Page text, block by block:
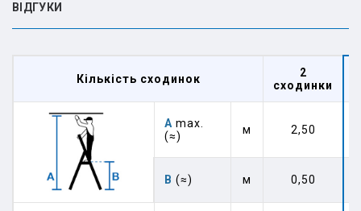
ВIДГУКИ
Кількість сходинок
2
сходинки
А max.
(≈)
м 2,50
В (≈) м 0,50